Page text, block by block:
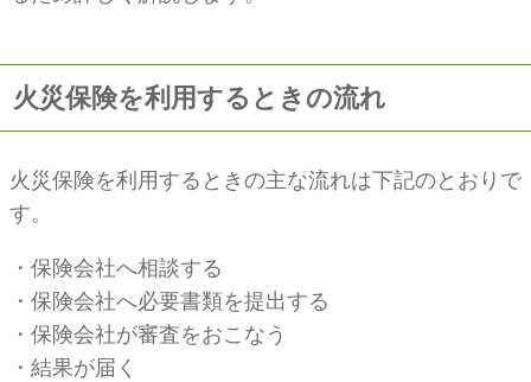
火災保険を利用するときの流れ
火災保険を利用するときの主な流れは下記のとおりで
す。
・保険会社へ相談する
・保険会社へ必要書類を提出する
・保険会社が審査をおこなう
・結果が届く